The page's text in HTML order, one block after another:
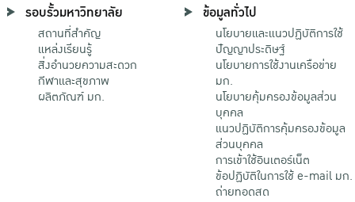
รอบรั้วมหาวิทยาลัย
สถานที่สำคัญ
แหล่งเรียนรู้
สิ่งอำนวยความสะดวก
กีฬาและสุขภาพ
ผลิตภัณฑ์ มก.
ข้อมูลทั่วไป
นโยบายและแนวปฏิบัติการใช้
ปัญญาประดิษฐ์
นโยบายการใช้งานเครือข่าย
มก.
นโยบายคุ้มครองข้อมูลส่วน
บุคคล
แนวปฏิบัติการคุ้มครองข้อมูล
ส่วนบุคคล
การเข้าใช้อินเตอร์เน็ต
ข้อปฏิบัติในการใช้ e-mail มก.
ถ่ายทอดสด